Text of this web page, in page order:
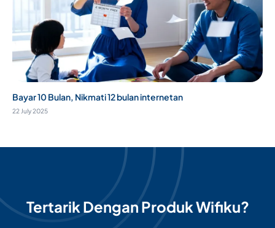
Bayar 10 Bulan, Nikmati 12 bulan internetan
22 July 2025
Tertarik Dengan Produk Wifiku?